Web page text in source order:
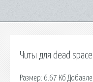
Читы для dead
Размер: 6.67 Кб